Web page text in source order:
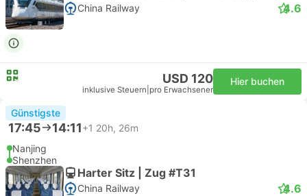
China Railway 4.6
USD 120
inklusive Steuern pro Erwachsener
Hier buchen
Günstigste
17:45 14:11+1 20h, 26m
Nanjing
Shenzhen
Harter Sitz | Zug #T31
China Railway 4.6